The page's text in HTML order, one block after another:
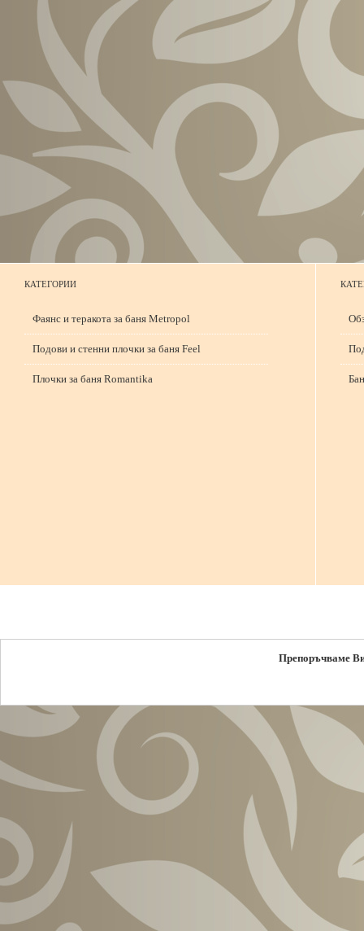
КАТЕГОРИИ
Фаянс и теракота за баня Metropol
Подови и стенни плочки за баня Feel
Плочки за баня Romantika
Препоръчваме